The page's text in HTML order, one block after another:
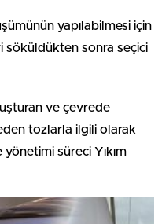
yapılabilmesi için
söküldükten sonra seçici
ve çevrede
tozlarla ilgili olarak
süreci Yıkım